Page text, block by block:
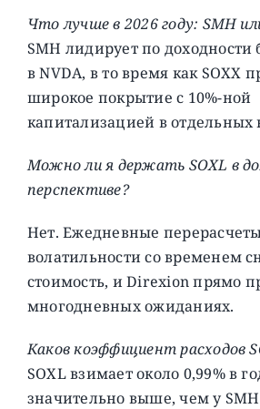
Что лучше в 2026 году: SMH
SMH лидирует по доходности
в NVDA, в то время как SOXX
широкое покрытие с 10%-ной
капитализацией в отдельных
Можно ли я держать SOXL в
перспективе?
Нет. Ежедневные
волатильности со временем
стоимость, и Direxion прямо
многодневных ожиданиях.
Каков коэффициент расходов
SOXL взимает около 0,99% в
значительно выше, чем у SMH